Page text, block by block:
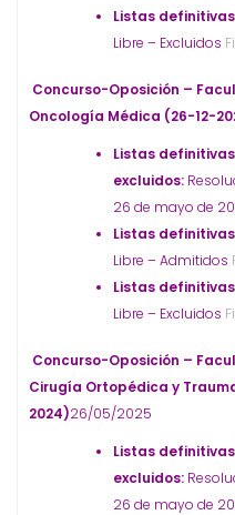
Listas
Libre – Excluidos
Concurso-Oposición –
Oncología Médica (26-12-
Listas
excluidos:
26 de mayo de
Listas
Libre – Admitidos
Listas
Libre – Excluidos
Concurso-Oposición –
Cirugía Ortopédica y
2024)26/05/2025
Listas
excluidos:
26 de mayo de